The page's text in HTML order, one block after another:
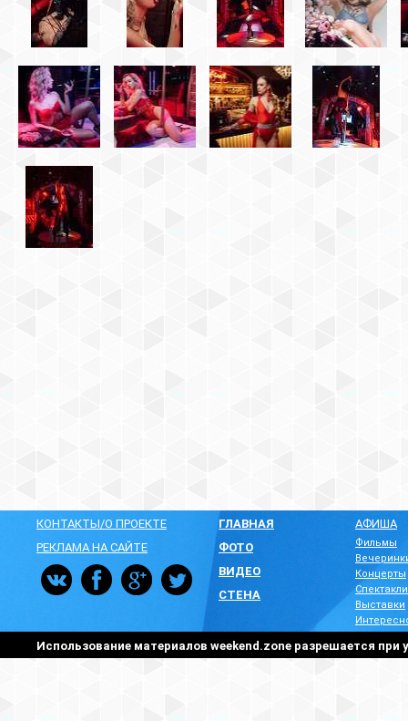
КОНТАКТЫ/О ПРОЕКТЕ
РЕКЛАМА НА САЙТЕ
ГЛАВНАЯ
ФОТО
ВИДЕО
СТЕНА
АФИША
Фильмы
Концерты
Спектакли
Выставки
Использование материалов weekend.zone разрешается